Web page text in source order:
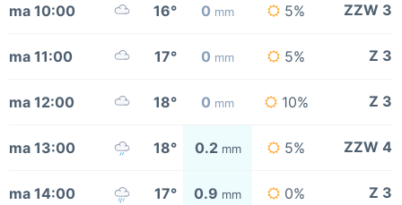
ma 10:00 16° 0 mm 5% ZZW 3
ma 11:00 17° 0 mm 5% Z 3
ma 12:00 18° 0 mm 10% Z 3
ma 13:00 18° 0.2 mm 5% ZZW 4
ma 14:00 17° 0.9 mm 0% Z 3